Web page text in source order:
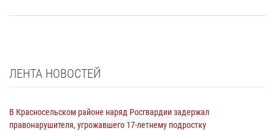
ЛЕНТА НОВОСТЕЙ
В Красносельском районе наряд Росгвардии задержал
правонарушителя, угрожавшего 17-летнему подростку